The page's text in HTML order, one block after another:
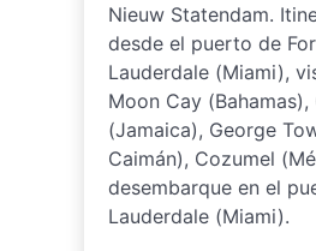
Nieuw Statendam.
desde el puerto de
Lauderdale (Miami),
Moon Cay (Bahamas),
(Jamaica), George
Caimán), Cozumel
desembarque en el
Lauderdale (Miami).